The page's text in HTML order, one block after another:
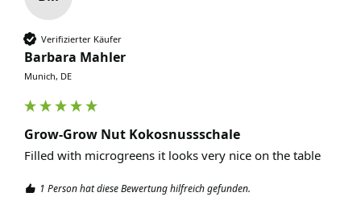
Verifizierter Käufer
Barbara Mahler
Munich, DE
Grow-Grow Nut Kokosnussschale
Filled with microgreens it looks very nice on the table
1 Person hat diese Bewertung hilfreich gefunden.